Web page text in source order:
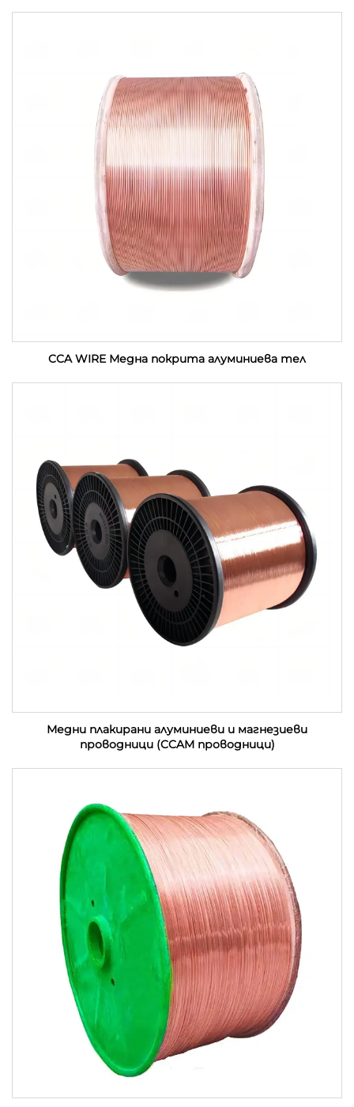
CCA WIRE Медна покрита алуминиева тел
Медни плакирани алуминиеви и магнезиеви
проводници (CCAM проводници)